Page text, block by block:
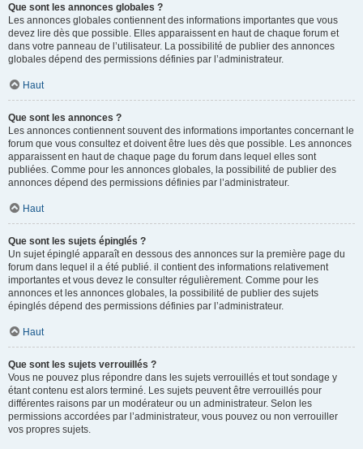
Que sont les annonces globales ?
Les annonces globales contiennent des informations importantes que vous
devez lire dès que possible. Elles apparaissent en haut de chaque forum et
dans votre panneau de l’utilisateur. La possibilité de publier des annonces
globales dépend des permissions définies par l’administrateur.
Haut
Que sont les annonces ?
Les annonces contiennent souvent des informations importantes concernant le
forum que vous consultez et doivent être lues dès que possible. Les annonces
apparaissent en haut de chaque page du forum dans lequel elles sont
publiées. Comme pour les annonces globales, la possibilité de publier des
annonces dépend des permissions définies par l’administrateur.
Haut
Que sont les sujets épinglés ?
Un sujet épinglé apparaît en dessous des annonces sur la première page du
forum dans lequel il a été publié. il contient des informations relativement
importantes et vous devez le consulter régulièrement. Comme pour les
annonces et les annonces globales, la possibilité de publier des sujets
épinglés dépend des permissions définies par l’administrateur.
Haut
Que sont les sujets verrouillés ?
Vous ne pouvez plus répondre dans les sujets verrouillés et tout sondage y
étant contenu est alors terminé. Les sujets peuvent être verrouillés pour
différentes raisons par un modérateur ou un administrateur. Selon les
permissions accordées par l’administrateur, vous pouvez ou non verrouiller
vos propres sujets.